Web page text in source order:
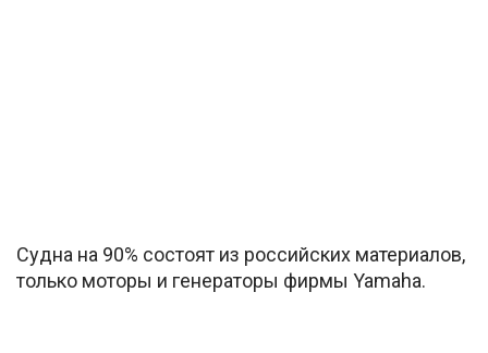
Судна на 90% состоят из российских материалов,
только моторы и генераторы фирмы Yamaha.